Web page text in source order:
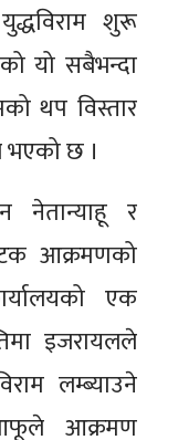
शुरू
यो सबैभन्दा
थप विस्तार
भएको छ ।
नेतान्याहू र
आक्रमणको
एक
इजरायलले
लम्ब्याउने
आफूले आक्रमण